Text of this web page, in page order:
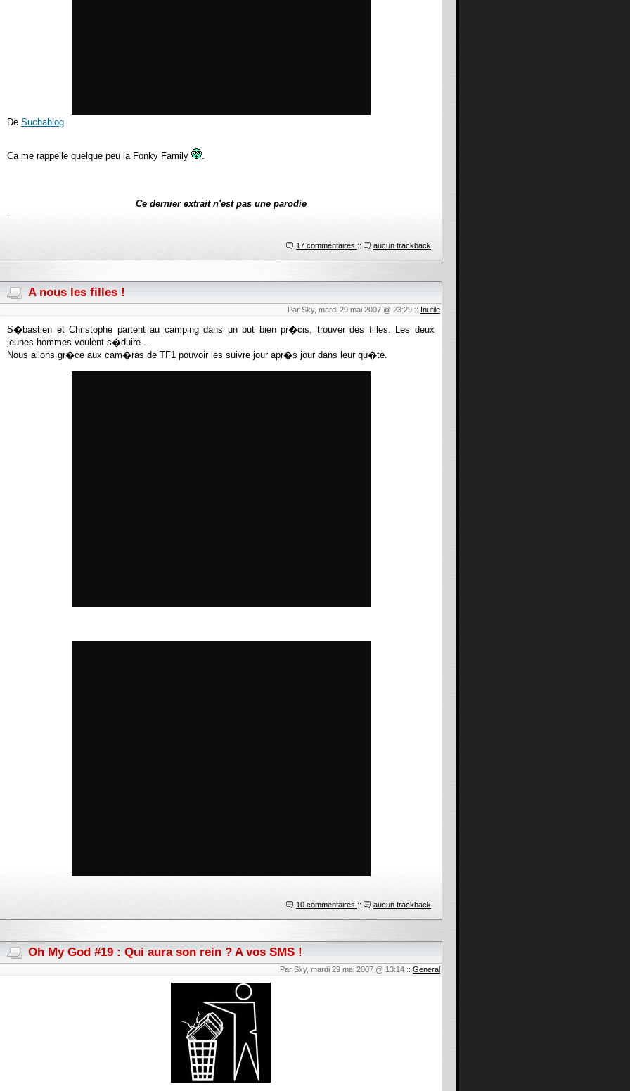
De Suchablog
Ca me rappelle quelque peu la Fonky Family
Ce dernier extrait n'est pas une parodie
17 commentaires :: aucun trackback
A nous les filles !
Par Sky, mardi 29 mai 2007 @ 23:29 :: Inutile
S�bastien et Christophe partent au camping dans un but bien pr�cis, trouver des filles. Les deux
jeunes hommes veulent s�duire ...
Nous allons gr�ce aux cam�ras de TF1 pouvoir les suivre jour apr�s jour dans leur qu�te.
10 commentaires :: aucun trackback
Oh My God #19 : Qui aura son rein ? A vos SMS !
Par Sky, mardi 29 mai 2007 @ 13:14 :: General